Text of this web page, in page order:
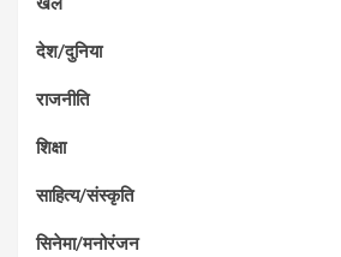
देश/दुनिया
राजनीति
शिक्षा
साहित्य/संस्कृति
सिनेमा/मनोरंजन